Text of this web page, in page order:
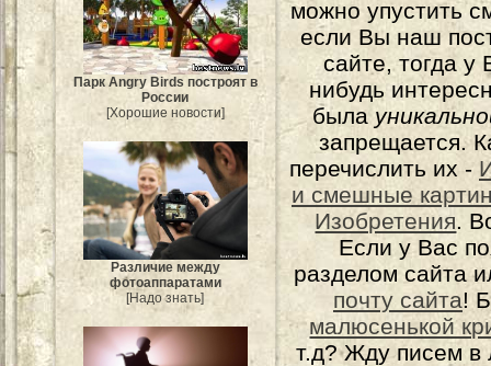
Парк Angry Birds построят в
России
[Хорошие новости]
Различие между
фотоаппаратами
[Надо знать]
можно упустить
если Вы наш
сайте, тогда у
нибудь
была
запрещается.
перечислить их -
и смешные
Изобретения.
Если у Вас
разделом сайта
почту сайта!
малюсенькой
т.д? Жду писем в